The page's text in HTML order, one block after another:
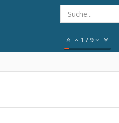
1 / 9